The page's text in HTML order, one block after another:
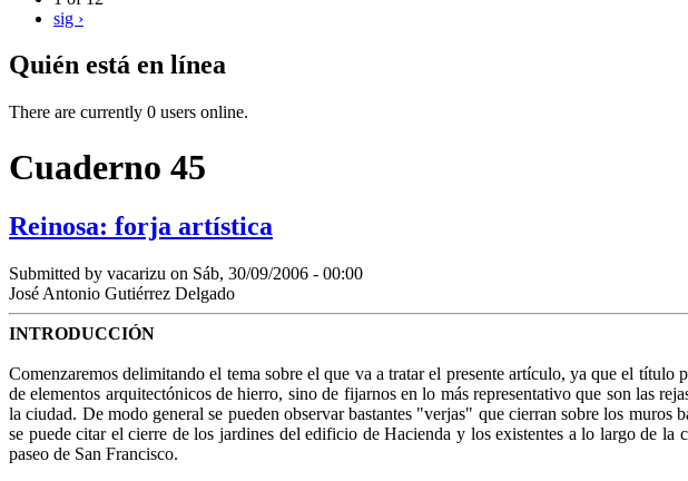
sig ›
Quién está en línea
There are currently 0 users online.
Cuaderno 45
Reinosa: forja artística
Submitted by vacarizu on Sáb, 30/09/2006 - 00:00
José Antonio Gutiérrez Delgado
INTRODUCCIÓN
Comenzaremos delimitando el tema sobre el que va a tratar el presente artículo, ya que el
de elementos arquitectónicos de hierro, sino de fijarnos en lo más representati­vo que son las
la ciudad. De modo general se pueden observar bastantes "ver­jas" que cierran sobre los muros
se puede citar el cierre de los jardines del edi­ficio de Hacienda y los existentes a lo largo de
paseo de San Francisco.